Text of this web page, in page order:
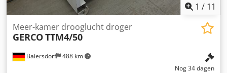
1 / 11
Baiersdorf 488 km
Meer-kamer drooglucht droger
GERCOTTM4/50
Nog 34 dagen